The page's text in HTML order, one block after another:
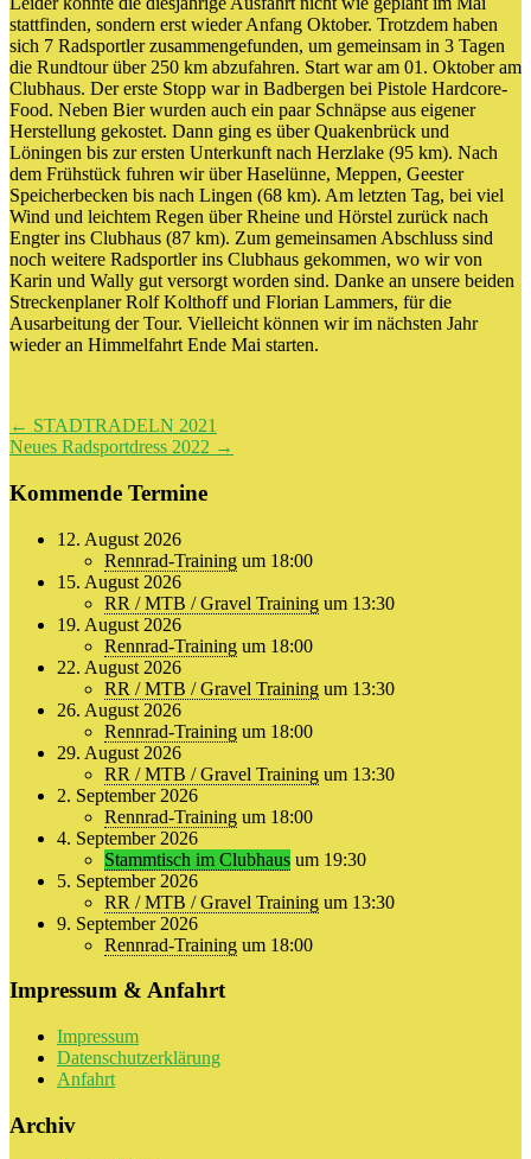
stattfinden, sondern erst wieder Anfang Oktober. Trotzdem haben
sich 7 Radsportler zusammengefunden, um gemeinsam in 3 Tagen
die Rundtour über 250 km abzufahren. Start war am 01. Oktober am
Clubhaus. Der erste Stopp war in Badbergen bei Pistole Hardcore-
Food. Neben Bier wurden auch ein paar Schnäpse aus eigener
Herstellung gekostet. Dann ging es über Quakenbrück und
Löningen bis zur ersten Unterkunft nach Herzlake (95 km). Nach
dem Frühstück fuhren wir über Haselünne, Meppen, Geester
Speicherbecken bis nach Lingen (68 km). Am letzten Tag, bei viel
Wind und leichtem Regen über Rheine und Hörstel zurück nach
Engter ins Clubhaus (87 km). Zum gemeinsamen Abschluss sind
noch weitere Radsportler ins Clubhaus gekommen, wo wir von
Karin und Wally gut versorgt worden sind. Danke an unsere beiden
Streckenplaner Rolf Kolthoff und Florian Lammers, für die
Ausarbeitung der Tour. Vielleicht können wir im nächsten Jahr
wieder an Himmelfahrt Ende Mai starten.
Beitragsnavigation
← STADTRADELN 2021
Neues Radsportdress 2022 →
Kommende Termine
12. August 2026
Rennrad-Training um 18:00
15. August 2026
RR / MTB / Gravel Training um 13:30
19. August 2026
Rennrad-Training um 18:00
22. August 2026
RR / MTB / Gravel Training um 13:30
26. August 2026
Rennrad-Training um 18:00
29. August 2026
RR / MTB / Gravel Training um 13:30
2. September 2026
Rennrad-Training um 18:00
4. September 2026
Stammtisch im Clubhaus um 19:30
5. September 2026
RR / MTB / Gravel Training um 13:30
9. September 2026
Rennrad-Training um 18:00
Impressum & Anfahrt
Impressum
Datenschutzerklärung
Anfahrt
Archiv